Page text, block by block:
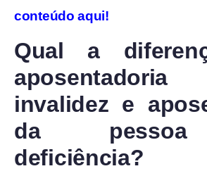
conteúdo aqui!
Qual a
invalidez e
da
deficiência?